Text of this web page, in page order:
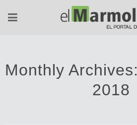
Monthly Archives:
2018